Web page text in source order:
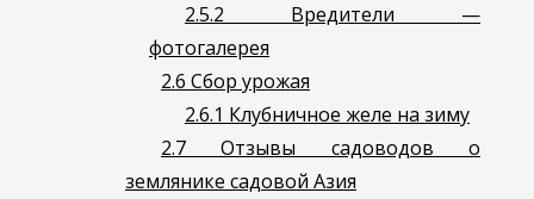
2.5.2 Вредители —
фотогалерея
2.6 Сбор урожая
2.6.1 Клубничное желе на зиму
2.7 Отзывы садоводов о
землянике садовой Азия